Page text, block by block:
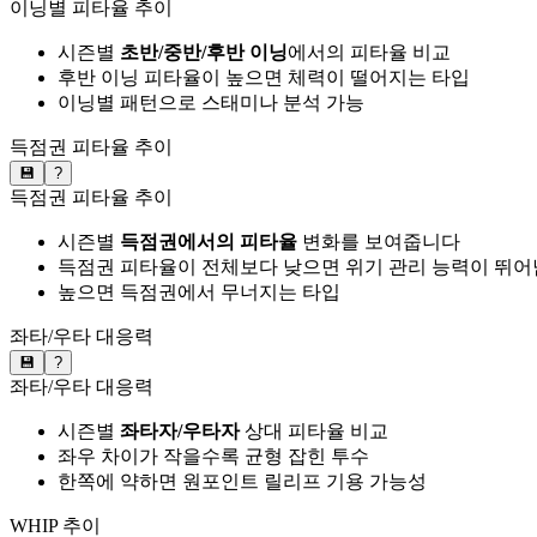
이닝별 피타율 추이
시즌별 초반/중반/후반 이닝에서의 피타율 비교
후반 이닝 피타율이 높으면 체력이 떨어지는 타입
이닝별 패턴으로 스태미나 분석 가능
득점권 피타율 추이
💾 ?
득점권 피타율 추이
시즌별 득점권에서의 피타율 변화를 보여줍니다
득점권 피타율이 전체보다 낮으면 위기 관리 능력이 뛰어
높으면 득점권에서 무너지는 타입
좌타/우타 대응력
💾 ?
좌타/우타 대응력
시즌별 좌타자/우타자상대 피타율 비교
좌우 차이가 작을수록 균형 잡힌 투수
한쪽에 약하면 원포인트 릴리프 기용 가능성
WHIP 추이